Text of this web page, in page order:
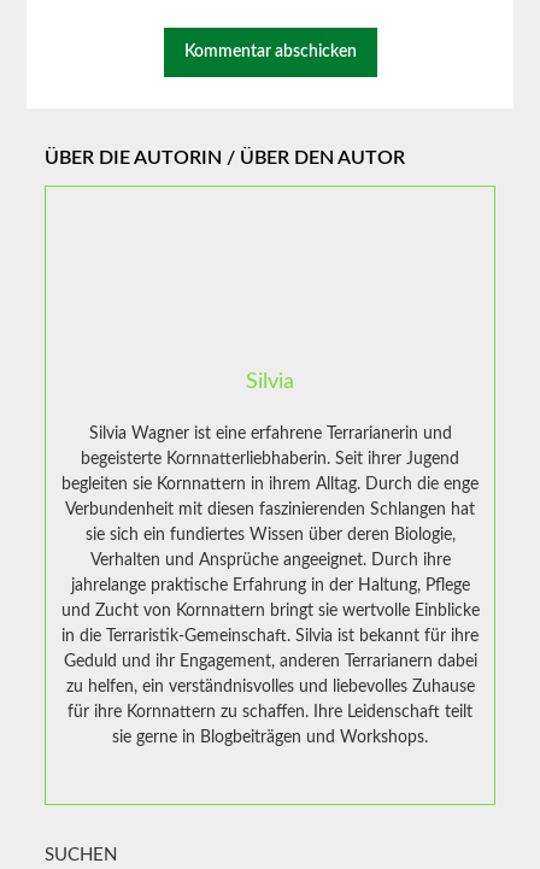
ÜBER DIE AUTORIN / ÜBER DEN AUTOR
Silvia
Silvia Wagner ist eine erfahrene Terrarianerin und
begeisterte Kornnatterliebhaberin. Seit ihrer Jugend
begleiten sie Kornnattern in ihrem Alltag. Durch die enge
Verbundenheit mit diesen faszinierenden Schlangen hat
sie sich ein fundiertes Wissen über deren Biologie,
Verhalten und Ansprüche angeeignet. Durch ihre
jahrelange praktische Erfahrung in der Haltung, Pflege
und Zucht von Kornnattern bringt sie wertvolle Einblicke
in die Terraristik-Gemeinschaft. Silvia ist bekannt für ihre
Geduld und ihr Engagement, anderen Terrarianern dabei
zu helfen, ein verständnisvolles und liebevolles Zuhause
für ihre Kornnattern zu schaffen. Ihre Leidenschaft teilt
sie gerne in Blogbeiträgen und Workshops.
SUCHEN